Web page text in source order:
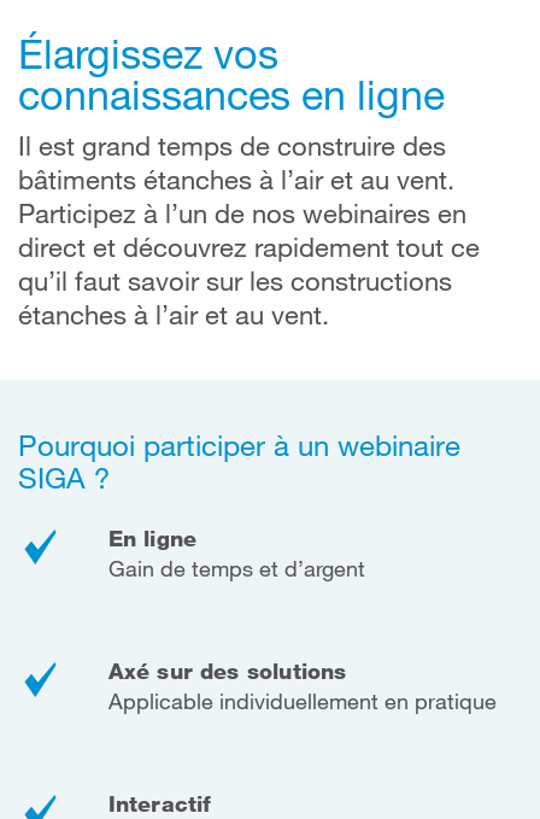
Élargissez vos
connaissances en ligne
Il est grand temps de construire des
bâtiments étanches à l’air et au vent.
Participez à l’un de nos webinaires en
direct et découvrez rapidement tout ce
qu’il faut savoir sur les constructions
étanches à l’air et au vent.
Pourquoi participer à un webinaire
SIGA ?
En ligne
Gain de temps et d’argent
Axé sur des solutions
Applicable individuellement en pratique
Interactif